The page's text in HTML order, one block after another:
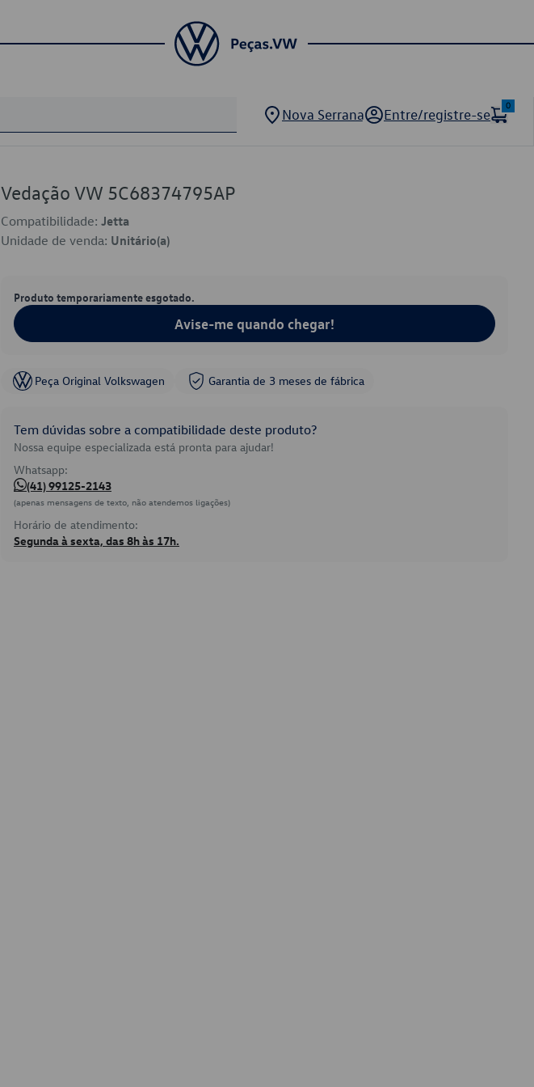
Nova Serrana Entre/registre-se
0
Vedação VW 5C68374795AP
Compatibilidade: Jetta
Unidade de venda: Unitário(a)
Produto temporariamente esgotado.
Avise-me quando chegar!
Peça Original Volkswagen Garantia de 3 meses de fábrica
Tem dúvidas sobre a compatibilidade deste produto?
Nossa equipe especializada está pronta para ajudar!
Whatsapp:
(41) 99125-2143
(apenas mensagens de texto, não atendemos ligações)
Horário de atendimento:
Segunda à sexta, das 8h às 17h.